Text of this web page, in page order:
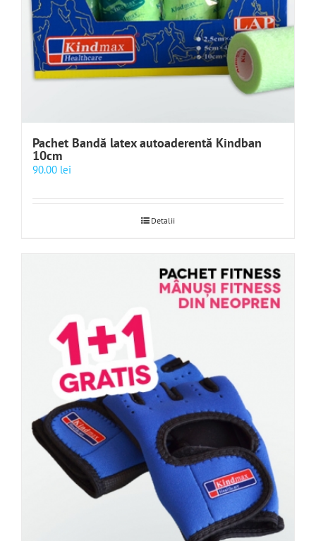
Pachet Bandă latex autoaderentă Kindban
10cm
90.00 lei
Detalii